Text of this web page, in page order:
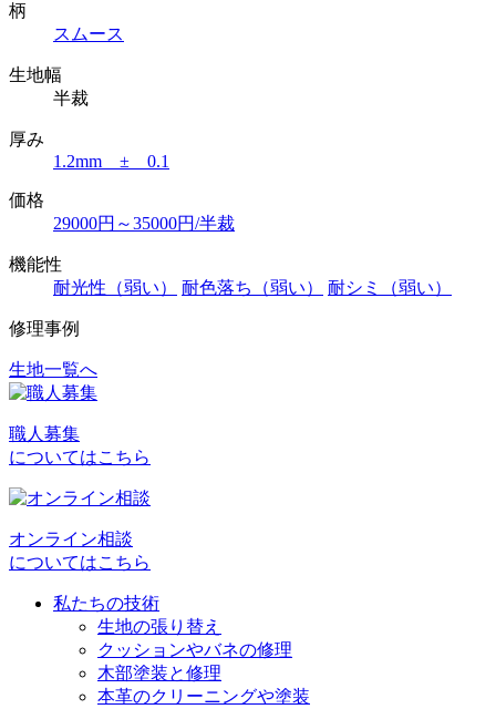
柄
スムース
生地幅
半裁
厚み
1.2mm ± 0.1
価格
29000円～35000円/半裁
機能性
耐光性（弱い）
耐色落ち（弱い） 耐シミ（弱い）
修理事例
投
ナ
ビ
ー
生地一覧へ
職人募集
についてはこちら
オンライン相談
についてはこちら
私たちの技術
生地の張り替え
クッションやバネの修理
木部塗装と修理
本革のクリーニングや塗装